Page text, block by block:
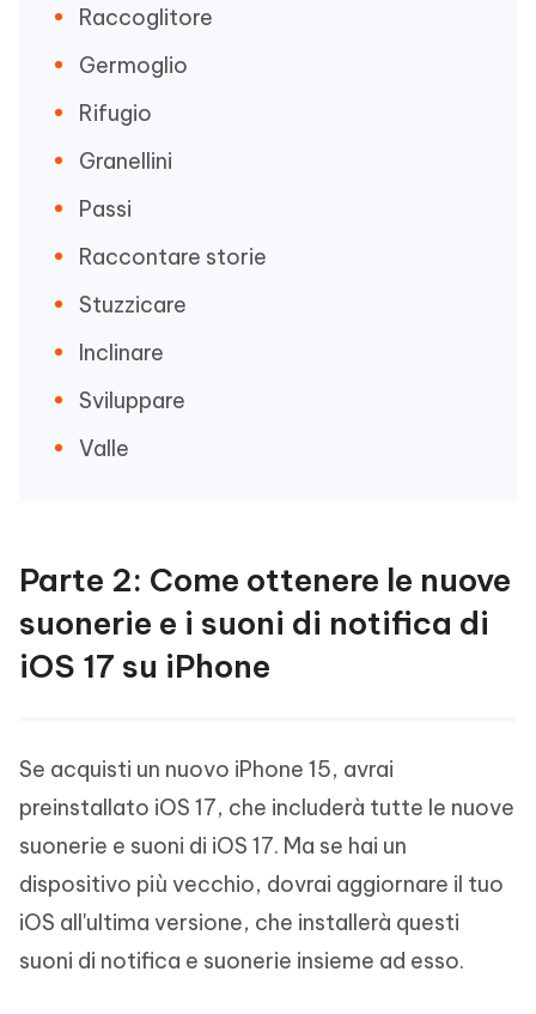
Raccoglitore
Germoglio
Rifugio
Granellini
Passi
Raccontare storie
Stuzzicare
Inclinare
Sviluppare
Valle
Parte 2: Come ottenere le nuove
suonerie e i suoni di notifica di
iOS 17 su iPhone
Se acquisti un nuovo iPhone 15, avrai
preinstallato iOS 17, che includerà tutte le nuove
suonerie e suoni di iOS 17. Ma se hai un
dispositivo più vecchio, dovrai aggiornare il tuo
iOS all'ultima versione, che installerà questi
suoni di notifica e suonerie insieme ad esso.